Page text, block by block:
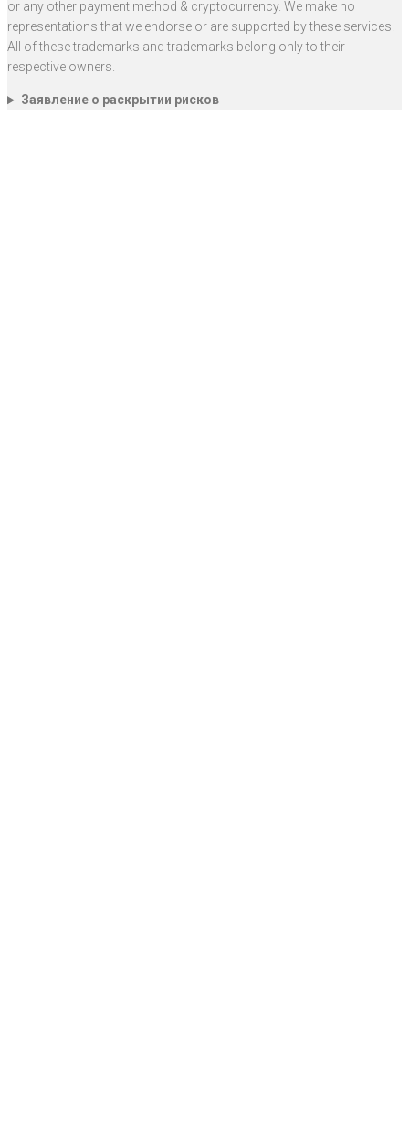
or any other payment method & cryptocurrency. We make no
representations that we endorse or are supported by these services.
All of these trademarks and trademarks belong only to their
respective owners.
Заявление о раскрытии рисков